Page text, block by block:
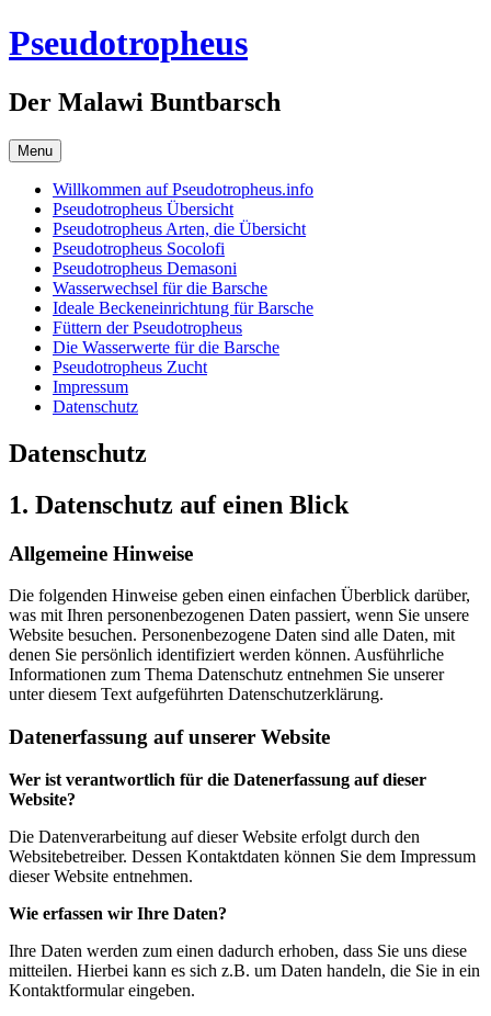
Skip
to
Pseudotropheus
Der Malawi Buntbarsch
Menu
Willkommen auf Pseudotropheus.info
Pseudotropheus Übersicht
Pseudotropheus Arten, die Übersicht
Pseudotropheus Socolofi
Pseudotropheus Demasoni
Wasserwechsel für die Barsche
Ideale Beckeneinrichtung für Barsche
Füttern der Pseudotropheus
Die Wasserwerte für die Barsche
Pseudotropheus Zucht
Impressum
Datenschutz
Datenschutz
1. Datenschutz auf einen Blick
Allgemeine Hinweise
Die folgenden Hinweise geben einen einfachen Überblick darüber,
was mit Ihren personenbezogenen Daten passiert, wenn Sie unsere
Website besuchen. Personenbezogene Daten sind alle Daten, mit
denen Sie persönlich identifiziert werden können. Ausführliche
Informationen zum Thema Datenschutz entnehmen Sie unserer
unter diesem Text aufgeführten Datenschutzerklärung.
Datenerfassung auf unserer Website
Wer ist verantwortlich für die Datenerfassung auf dieser
Website?
Die Datenverarbeitung auf dieser Website erfolgt durch den
Websitebetreiber. Dessen Kontaktdaten können Sie dem Impressum
dieser Website entnehmen.
Wie erfassen wir Ihre Daten?
Ihre Daten werden zum einen dadurch erhoben, dass Sie uns diese
mitteilen. Hierbei kann es sich z.B. um Daten handeln, die Sie in ein
Kontaktformular eingeben.